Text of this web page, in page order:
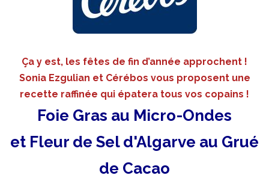
Ça y est, les fêtes de fin d’année approchent !
Sonia Ezgulian et Cérébos vous proposent une
recette raffinée qui épatera tous vos copains !
Foie Gras au Micro-Ondes
et Fleur de Sel d'Algarve au Grué
de Cacao